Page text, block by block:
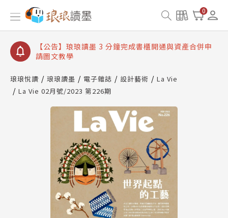
0
【公告】琅琅讀墨數位閱讀資產合併與書櫃開通申請
【公告】琅琅讀墨書櫃開通常見問題
【公告】琅琅讀墨 3 分鐘完成書櫃開通與資產合併申
請圖文教學
查詢
【公告】琅琅讀墨數位閱讀資產合併與書櫃開通申請
琅琅悅讀 琅琅讀墨 電子雜誌 設計藝術
La Vie
La Vie 02月號/2023 第226期